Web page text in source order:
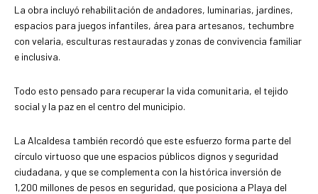
La obra incluyó rehabilitación de andadores, luminarias, jardines,
espacios para juegos infantiles, área para artesanos, techumbre
con velaria, esculturas restauradas y zonas de convivencia familiar
e inclusiva.
Todo esto pensado para recuperar la vida comunitaria, el tejido
social y la paz en el centro del municipio.
La Alcaldesa también recordó que este esfuerzo forma parte del
círculo virtuoso que une espacios públicos dignos y seguridad
ciudadana, y que se complementa con la histórica inversión de
1,200 millones de pesos en seguridad, que posiciona a Playa del